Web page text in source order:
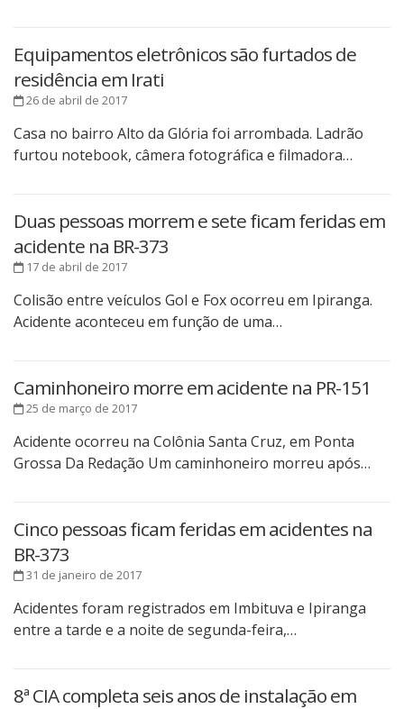
Equipamentos eletrônicos são furtados de
residência em Irati
26 de abril de 2017
Casa no bairro Alto da Glória foi arrombada. Ladrão
furtou notebook, câmera fotográfica e filmadora…
Duas pessoas morrem e sete ficam feridas em
acidente na BR-373
17 de abril de 2017
Colisão entre veículos Gol e Fox ocorreu em Ipiranga.
Acidente aconteceu em função de uma…
Caminhoneiro morre em acidente na PR-151
25 de março de 2017
Acidente ocorreu na Colônia Santa Cruz, em Ponta
Grossa Da Redação Um caminhoneiro morreu após…
Cinco pessoas ficam feridas em acidentes na
BR-373
31 de janeiro de 2017
Acidentes foram registrados em Imbituva e Ipiranga
entre a tarde e a noite de segunda-feira,…
8ª CIA completa seis anos de instalação em